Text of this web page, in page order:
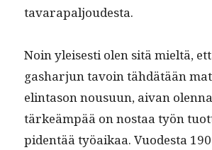
tavarapaljoudesta.
Noin yleis­es­ti olen sitä mieltä,
gashar­jun tavoin tähdätään
elin­ta­son nousu­un, aivan
tärkeäm­pää on nos­taa työn
piden­tää työaikaa. Vuodes­ta